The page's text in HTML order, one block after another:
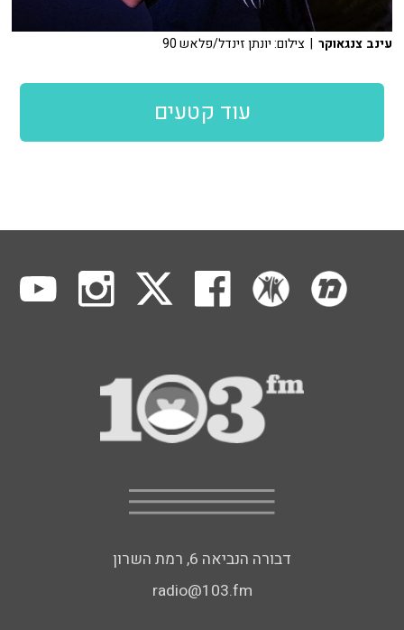
עינב צנגאוקר | צילום: יונתן זינדל/פלאש 90
עוד קטעים
דבורה הנביאה 6, רמת השרון
radio@103.fm